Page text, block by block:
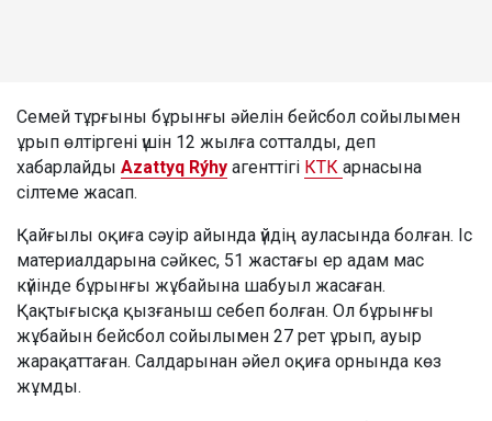
Семей тұрғыны бұрынғы әйелін бейсбол сойылымен
ұрып өлтіргені үшін 12 жылға сотталды, деп
хабарлайды Azattyq Rýhy агенттігі КТК арнасына
сілтеме жасап.
Қайғылы оқиға сәуір айында үйдің ауласында болған. Іс
материалдарына сәйкес, 51 жастағы ер адам мас
күйінде бұрынғы жұбайына шабуыл жасаған.
Қақтығысқа қызғаныш себеп болған. Ол бұрынғы
жұбайын бейсбол сойылымен 27 рет ұрып, ауыр
жарақаттаған. Салдарынан әйел оқиға орнында көз
жұмды.